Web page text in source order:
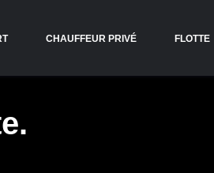
CHAUFFEUR PRIVÉ FLOTTE